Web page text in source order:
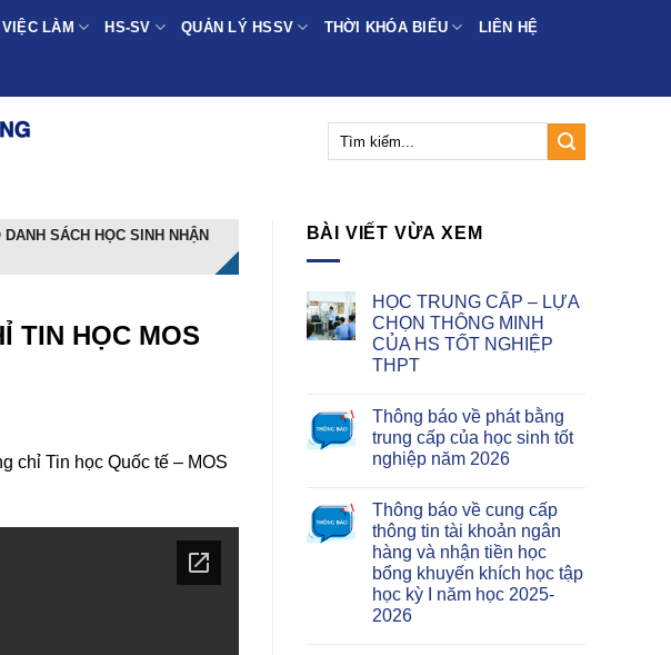
VIỆC LÀM HS-SV QUẢN LÝ HSSV THỜI KHÓA BIỂU LIÊN HỆ
SÁCH HỌC SINH NHẬN
TIN HỌC MOS
chỉ Tin học Quốc tế – MOS
BÀI VIẾT VỪA XEM
HỌC TRUNG CẤP – LỰA
CHỌN THÔNG MINH
CỦA HS TỐT NGHIỆP
THPT
Thông báo về phát bằng
trung cấp của học sinh tốt
nghiệp năm 2026
Thông báo về cung cấp
thông tin tài khoản ngân
hàng và nhận tiền học
bổng khuyến khích học tập
học kỳ I năm học 2025-
2026